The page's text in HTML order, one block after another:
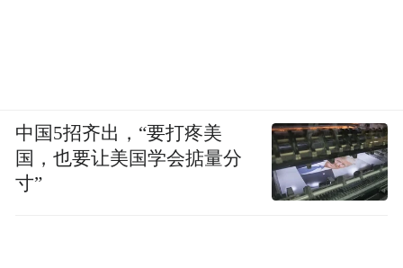
中国5招齐出，“要打疼美
国，也要让美国学会掂量分
寸”